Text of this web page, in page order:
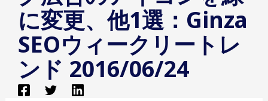
に変更、他1選：Ginza
SEOウィークリートレ
ンド 2016/06/24